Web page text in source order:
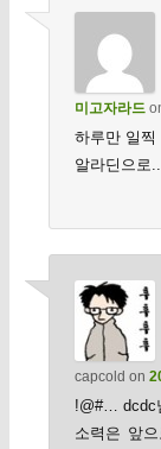
미고자라드
하루만 일찍
알라딘으로..
capcold on
!@#… dcdc
소력은 앞